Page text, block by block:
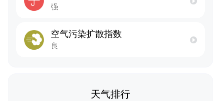
强
空气污染扩散指数
良
天气排行